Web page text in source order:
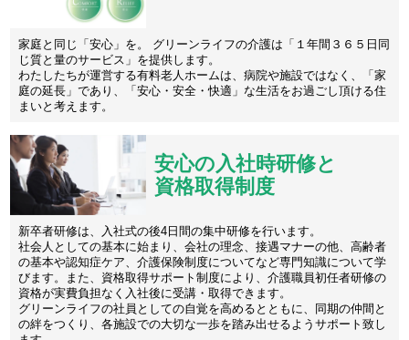
家庭と同じ「安心」を。 グリーンライフの介護は「１年間３６５日同
じ質と量のサービス」を提供します。
わたしたちが運営する有料老人ホームは、病院や施設ではなく、「家
庭の延長」であり、「安心・安全・快適」な生活をお過ごし頂ける住
まいと考えます。
安心の入社時研修と
資格取得制度
新卒者研修は、入社式の後4日間の集中研修を行います。
社会人としての基本に始まり、会社の理念、接遇マナーの他、高齢者
の基本や認知症ケア、介護保険制度についてなど専門知識について学
びます。また、資格取得サポート制度により、介護職員初任者研修の
資格が実費負担なく入社後に受講・取得できます。
グリーンライフの社員としての自覚を高めるとともに、同期の仲間と
の絆をつくり、各施設での大切な一歩を踏み出せるようサポート致し